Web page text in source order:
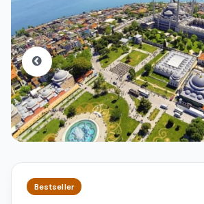
Bestseller